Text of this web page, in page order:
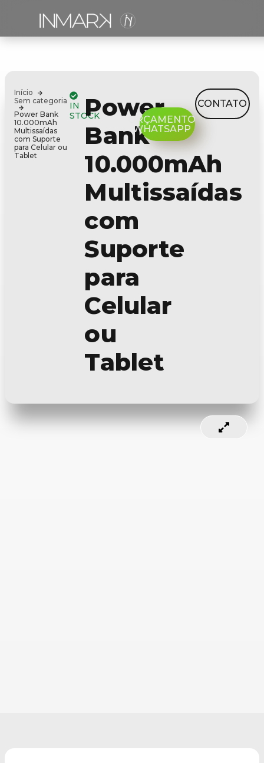
Início
Sem categoria
Power Bank
10.000mAh
Multissaídas
com Suporte
para Celular ou
Tablet
IN
STOCKPower
Bank
10.000mAh
Multissaídas
com
Suporte
para
Celular
ou
Tablet
ORÇAMENTO
WHATSAPP
CONTATO